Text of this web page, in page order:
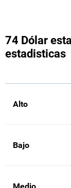
74 Dólar
estadisticas
Alto
Bajo